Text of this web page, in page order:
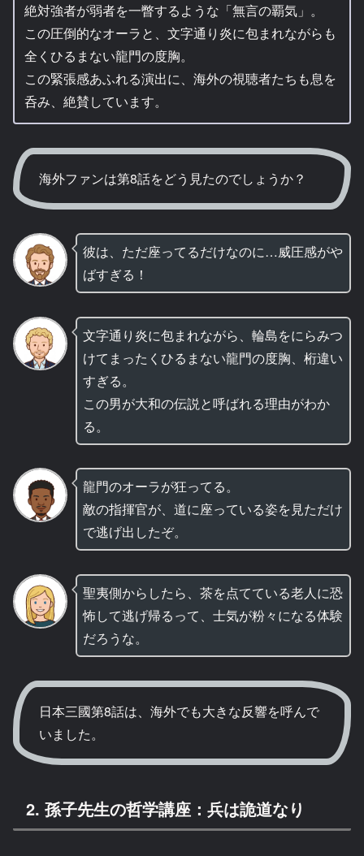
絶対強者が弱者を一瞥するような「無言の覇気」。
この圧倒的なオーラと、文字通り炎に包まれながらも
全くひるまない龍門の度胸。
この緊張感あふれる演出に、海外の視聴者たちも息を
呑み、絶賛しています。
海外ファンは第8話をどう見たのでしょうか？
彼は、ただ座ってるだけなのに…威圧感がや
ばすぎる！
文字通り炎に包まれながら、輪島をにらみつ
けてまったくひるまない龍門の度胸、桁違い
すぎる。
この男が大和の伝説と呼ばれる理由がわか
る。
龍門のオーラが狂ってる。
敵の指揮官が、道に座っている姿を見ただけ
で逃げ出したぞ。
聖夷側からしたら、茶を点てている老人に恐
怖して逃げ帰るって、士気が粉々になる体験
だろうな。
日本三國第8話は、海外でも大きな反響を呼んで
いました。
2. 孫子先生の哲学講座：兵は詭道なり